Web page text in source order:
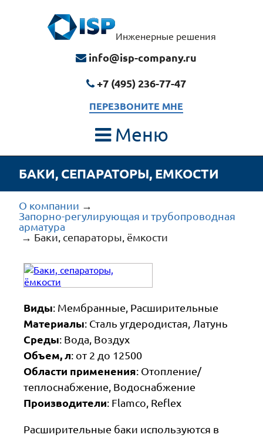
Инженерные решения
info@isp-company.ru
+7 (495) 236-77-47
ПЕРЕЗВОНИТЕ МНЕ
Меню
БАКИ, СЕПАРАТОРЫ, ЕМКОСТИ
О компании →
Запорно-регулирующая и трубопроводная
арматура
→ Баки, сепараторы, ёмкости
Виды: Мембранные, Расширительные
Материалы: Сталь угдеродистая, Латунь
Среды: Вода, Воздух
Объем, л: от 2 до 12500
Области применения: Отопление/
теплоснабжение, Водоснабжение
Производители: Flamco, Reflex
Расширительные баки используются в